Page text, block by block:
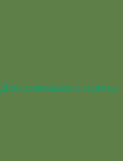
Для синеязыкого сцинка